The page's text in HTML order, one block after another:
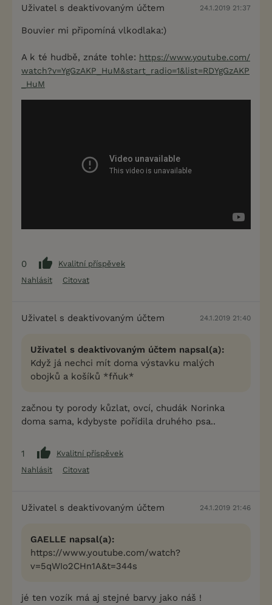
Uživatel s deaktivovaným účtem 24.1.2019 21:37
Bouvier mi připomíná vlkodlaka:)
A k té hudbě, znáte tohle: https://www.youtube.com/
watch?v=YgGzAKP_HuM&start_radio=1&list=RDYgGzAKP
_HuM
0
Kvalitní příspěvek
Nahlásit
Citovat
Uživatel s deaktivovaným účtem 24.1.2019 21:40
Uživatel s deaktivovaným účtem napsal(a):
Když já nechci mít doma výstavku malých
obojků a košíků *fňuk*
začnou ty porody kůzlat, ovcí, chudák Norinka
doma sama, kdybyste pořídila druhého psa..
1
Kvalitní příspěvek
Nahlásit
Citovat
Uživatel s deaktivovaným účtem 24.1.2019 21:46
GAELLE napsal(a):
https://www.youtube.com/watch?
v=5qWIo2CHn1A&t=344s
jé ten vozík má aj stejné barvy jako náš !